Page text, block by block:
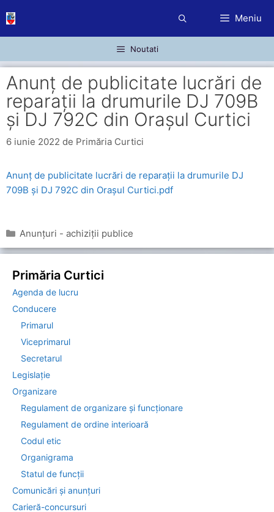
conținut
Meniu
Noutati
Anunț de publicitate lucrări de
reparații la drumurile DJ 709B
și DJ 792C din Orașul Curtici
6 iunie 2022 de Primăria Curtici
Anunț de publicitate lucrări de reparații la drumurile DJ
709B și DJ 792C din Orașul Curtici.pdf
Categorii
Anunțuri - achiziții publice
Primăria Curtici
Agenda de lucru
Conducere
Primarul
Viceprimarul
Secretarul
Legislație
Organizare
Regulament de organizare și funcționare
Regulament de ordine interioară
Codul etic
Organigrama
Statul de funcții
Comunicări și anunțuri
Carieră-concursuri